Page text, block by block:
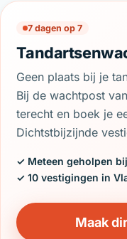
7 dagen op 7
Geen plaats bij je
Bij de wachtpost van
terecht en boek je
Dichtstbijzijnde
✓ Meteen geholpen
✓ 10 vestigingen in
Maak